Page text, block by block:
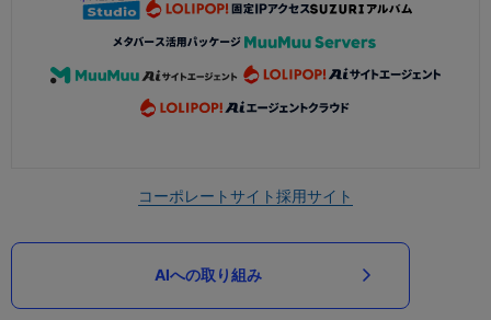
コーポレートサイト採用サイト
AIへの取り組み